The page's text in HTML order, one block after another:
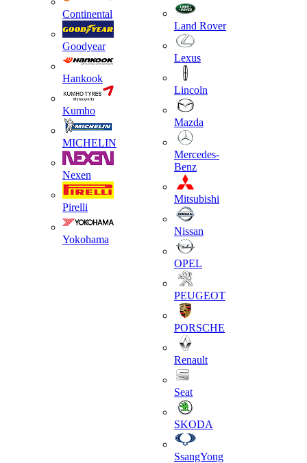
Continental
Goodyear
Hankook
Kumho
MICHELIN
Nexen
Pirelli
Yokohama
Land Rover
Lexus
Lincoln
Mazda
Mercedes-
Benz
Mitsubishi
Nissan
OPEL
PEUGEOT
PORSCHE
Renault
Seat
SKODA
SsangYong